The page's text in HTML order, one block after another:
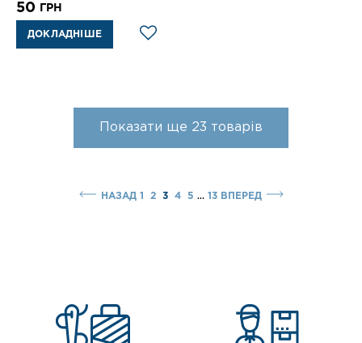
50 ГРН
ДОКЛАДНІШЕ
Показати ще 23 товарів
НАЗАД 1 2 3 4 5 ... 13 ВПЕРЕД